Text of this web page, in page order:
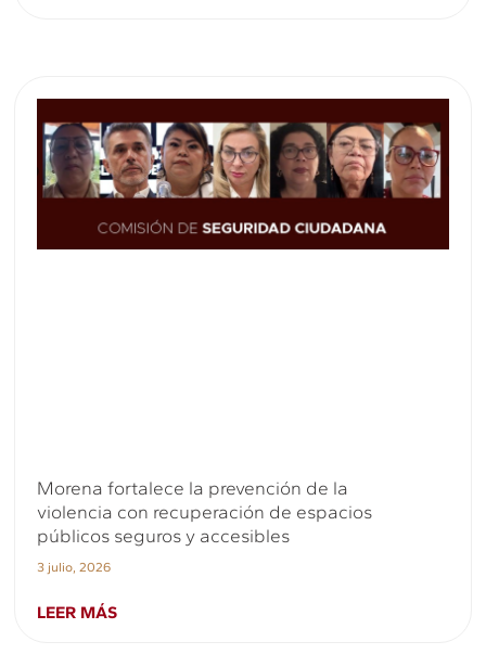
Morena fortalece la prevención de la
violencia con recuperación de espacios
públicos seguros y accesibles
3 julio, 2026
LEER MÁS